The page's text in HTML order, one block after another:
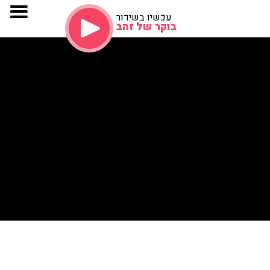
עכשיו בשידור
בוקר של זהב